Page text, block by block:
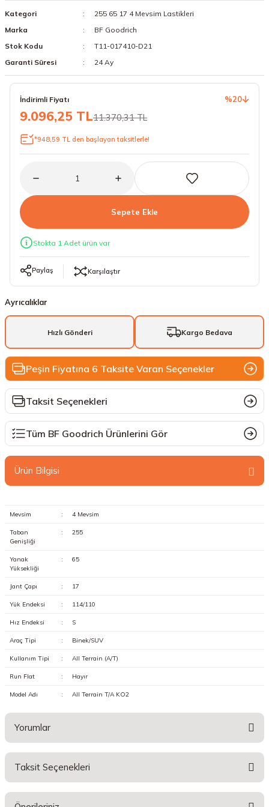
18 Lastikler
19 Lastikler
23 Lastikler
24 Lastikler
19 Lastikler
Kategori
255 65 17 4 Mevsim Lastikleri
Marka
BF Goodrich
Stok Kodu
T11-017410-D21
Garanti Süresi
24 Ay
İndirimli Fiyatı %20
9.096,25 TL11.370,31 TL
*948,59 TL den başlayan taksitlerle!
Sepete Ekle
Stokta 1 Adet ürün var
Paylaş Karşılaştır
Ayrıcalıklar
Hızlı Gönderi Kargo Bedava
Peşin Fiyatına 6 Taksite Varan Seçenekler
Taksit Seçenekleri
Tüm BF Goodrich Ürünlerini Gör
Ürün Bilgisi
Mevsim : 4 Mevsim
Taban
Genişliği
: 255
Yanak
Yüksekliği
: 65
Jant Çapı : 17
Yük Endeksi : 114/110
Hız Endeksi : S
Araç Tipi : Binek/SUV
Kullanım Tipi : All Terrain (A/T)
Run Flat : Hayır
Model Adı : All Terrain T/A KO2
Yorumlar
Taksit Seçenekleri